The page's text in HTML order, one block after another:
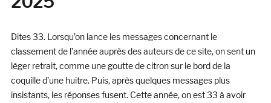
Séville,
9
février
2026
Dites 33. Lorsqu’on lance les messages concernant le
classement de l’année auprès des auteurs de ce site, on sent un
léger retrait, comme une goutte de citron sur le bord de la
coquille d’une huitre. Puis, après quelques messages plus
insistants, les réponses fusent. Cette année, on est 33 à avoir